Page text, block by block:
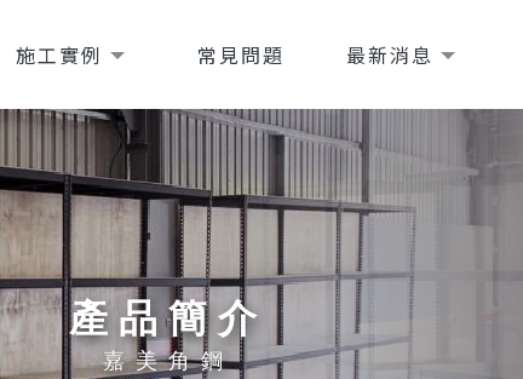
施工實例 常見問題 最新消息
產品簡介